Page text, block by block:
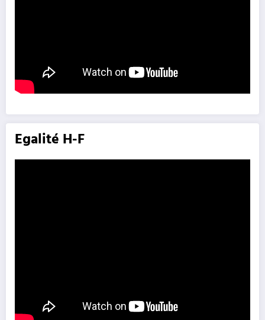
Egalité H-F